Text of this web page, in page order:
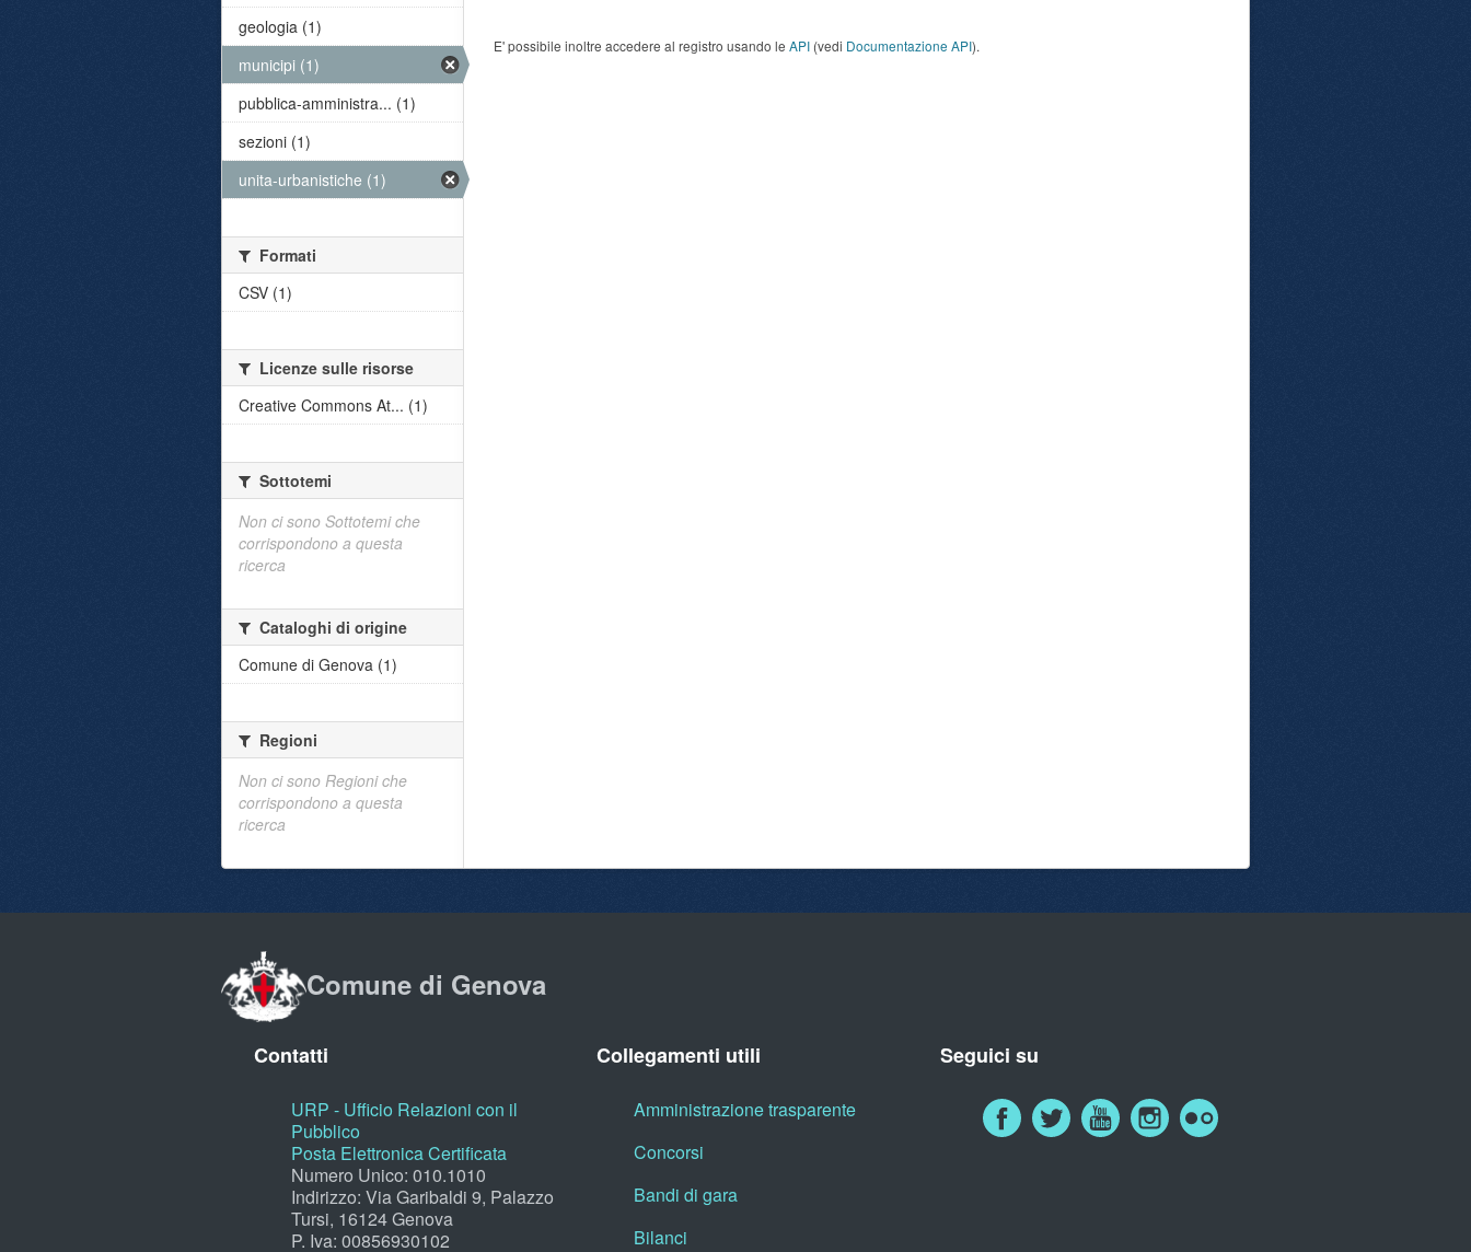
E' possibile inoltre accedere al registro usando le API (vedi Documentazione API).
geologia (1)
municipi (1)
pubblica-amministra... (1)
sezioni (1)
unita-urbanistiche (1)
Formati
CSV (1)
Licenze sulle risorse
Creative Commons At... (1)
Sottotemi
Non ci sono Sottotemi che
corrispondono a questa
ricerca
Cataloghi di origine
Comune di Genova (1)
Regioni
Non ci sono Regioni che
corrispondono a questa
ricerca
Comune di Genova
Contatti
URP - Ufficio Relazioni con il
Pubblico
Posta Elettronica Certificata
Numero Unico: 010.1010
Indirizzo: Via Garibaldi 9, Palazzo
Tursi, 16124 Genova
P. Iva: 00856930102
Collegamenti utili
Amministrazione trasparente
Concorsi
Bandi di gara
Bilanci
Seguici su